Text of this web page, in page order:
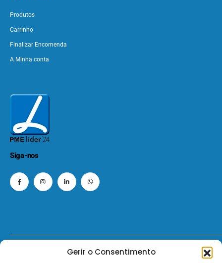
Gerir o Consentimento
Produtos
Carrinho
Finalizar Encomenda
A Minha conta
Siga-nos
© 2026 - ElectroMatos - Todos os direitos reservados.